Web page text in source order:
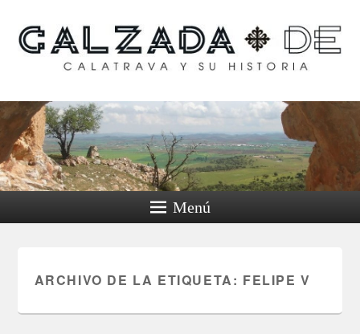
Calzada de Calatrava y
su historia
Menú
ARCHIVO DE LA ETIQUETA: FELIPE V